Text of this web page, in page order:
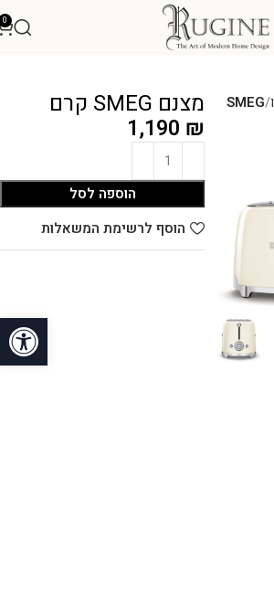
פתח
0
SMEG מצנם SMEG קרם
1,190 ₪
הוספה לסל
הוסף לרשימת המשאלות